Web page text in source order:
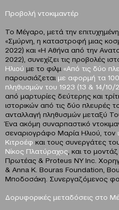
Προβολή ντοκιμαντέρ
To Μέγαρο, μετά την
«Σμύρνη, η καταστροφή μιας
2022) και «Η Αθήνα από την
2022), συνεχίζει τις προβολές
Ηλιού με το φιλμ «Από τις δύο
παρουσιάζεται με αφορμή τα
πληθυσμών του 1923 (13 & 14/10/
από μαρτυρίες δεύτερης και
ιστορικών από τις δύο πλευρές
ανταλλαγή πληθυσμών μεταξύ
Ένα ακόμη συναρπαστικό
σεναριογράφο Μαρία Ηλιού, τον
Κιτροέφ και τους συνεργάτες
Νίκος Πλατύραχος , και το
Πρωτέας & Proteus NY Inc.
& Anna K. Bouras Foundation,
Μποδοσάκη. Συνεργαζόμενος
Δορυφορικές μεταδόσεις στο